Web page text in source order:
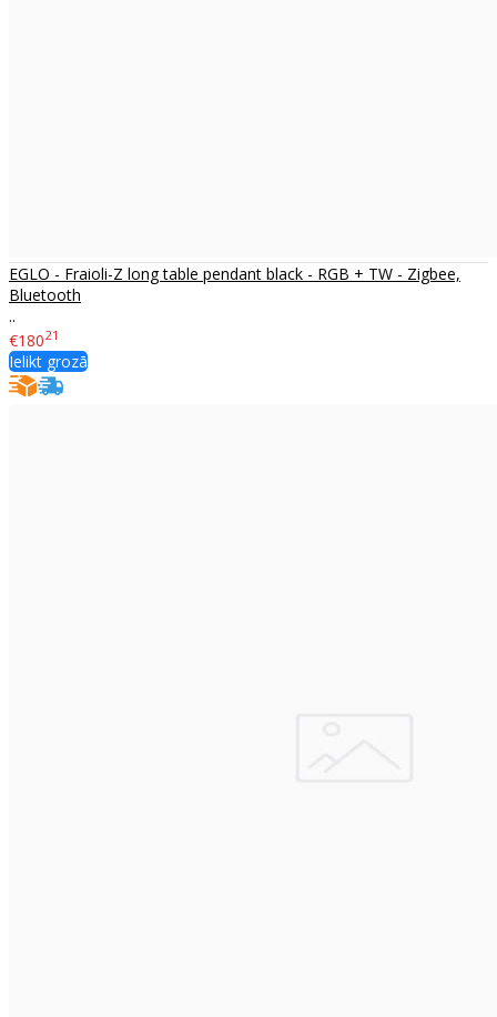
EGLO - Fraioli-Z long table pendant black - RGB + TW - Zigbee,
Bluetooth
..
€18021
Ielikt grozā